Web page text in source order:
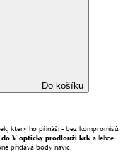
Do košíku
který ho přináší - bez kompromisů.
V opticky prodlouží krk a lehce
přidává body navíc.